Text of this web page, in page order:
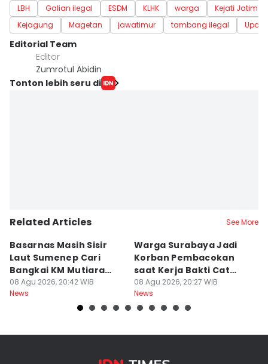
LBH Galian ilegal ESDM KLHK warga
Kejati Jatim
Kejagung
Magetan jawatimur tambang ilegal
Editorial Team
Editor
Zumrotul Abidin
Tonton lebih seru di
Related Articles See More
Basarnas Masih Sisir
Laut Sumenep Cari
Bangkai KM Mutiara
Sentosa II
08 Agu 2026, 20:42 WIB
News
Warga Surabaya Jadi
Korban Pembacokan
saat Kerja Bakti Cat
Gapura
08 Agu 2026, 20:27 WIB
News